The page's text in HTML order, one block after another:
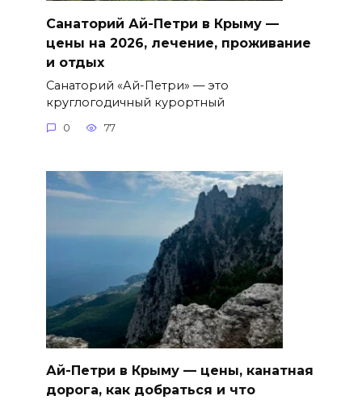
Санаторий Ай-Петри в Крыму —
цены на 2026, лечение, проживание
и отдых
Санаторий «Ай-Петри» — это
круглогодичный курортный
0 77
Ай-Петри в Крыму — цены, канатная
дорога, как добраться и что